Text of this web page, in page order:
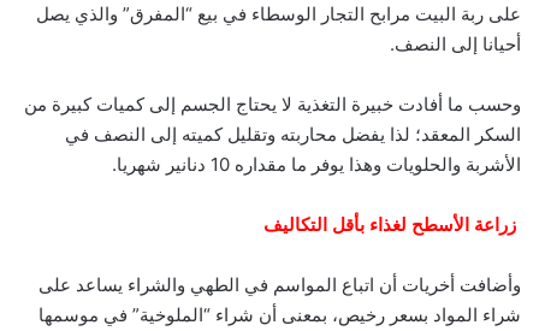
على ربة البيت مرابح التجار الوسطاء في بيع “المفرق” والذي يصل
أحيانا إلى النصف.
وحسب ما أفادت خبيرة التغذية لا يحتاج الجسم إلى كميات كبيرة من
السكر المعقد؛ لذا يفضل محاربته وتقليل كميته إلى النصف في
الأشربة والحلويات وهذا يوفر ما مقداره 10 دنانير شهريا.
زراعة الأسطح لغذاء بأقل التكاليف
وأضافت أخريات أن اتباع المواسم في الطهي والشراء يساعد على
شراء المواد بسعر رخيص، بمعنى أن شراء “الملوخية” في موسمها